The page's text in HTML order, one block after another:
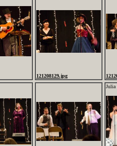
121208129.jpg
Julia